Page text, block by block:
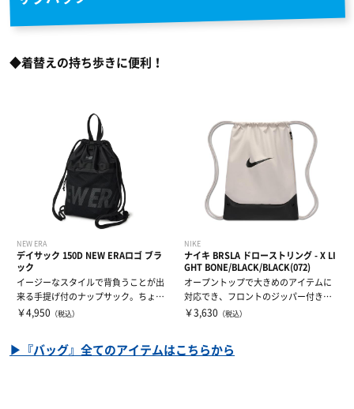
◆着替えの持ち歩きに便利！
NEW ERA
デイサック 150D NEW ERAロゴ ブラ
ック
イージーなスタイルで背負うことが出
来る手提げ付のナップサック。ちょっ
とした外出時...
￥4,950 （税込）
NIKE
ナイキ BRSLA ドローストリング - X LI
GHT BONE/BLACK/BLACK(072)
オープントップで大きめのアイテムに
対応でき、フロントのジッパー付きポ
ケットは必需...
￥3,630 （税込）
▶『バッグ』全てのアイテムはこちらから